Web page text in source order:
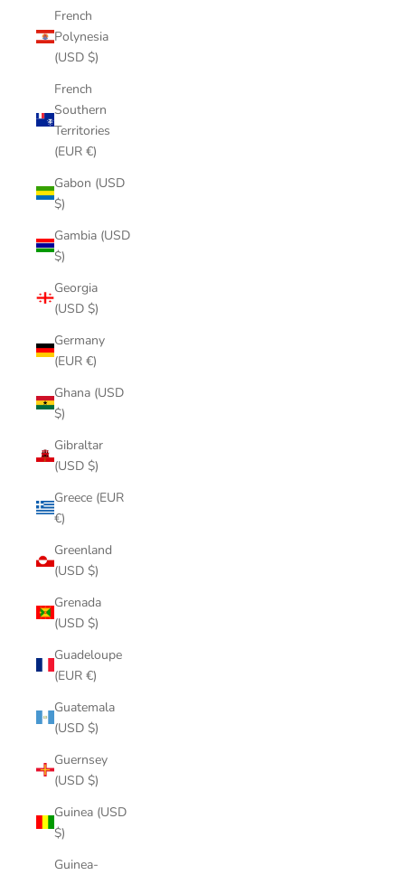
French
Polynesia
(USD $)
French
Southern
Territories
(EUR €)
Gabon (USD
$)
Gambia (USD
$)
Georgia
(USD $)
Germany
(EUR €)
Ghana (USD
$)
Gibraltar
(USD $)
Greece (EUR
€)
Greenland
(USD $)
Grenada
(USD $)
Guadeloupe
(EUR €)
Guatemala
(USD $)
Guernsey
(USD $)
Guinea (USD
$)
Guinea-